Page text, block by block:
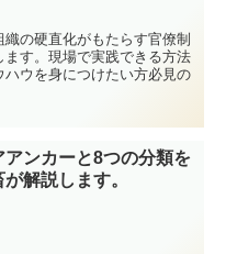
の硬直化がもたらす官僚制
す。現場で実践できる方法
ウを身につけたい方必見の
アンカーと8つの分類を
解説します。